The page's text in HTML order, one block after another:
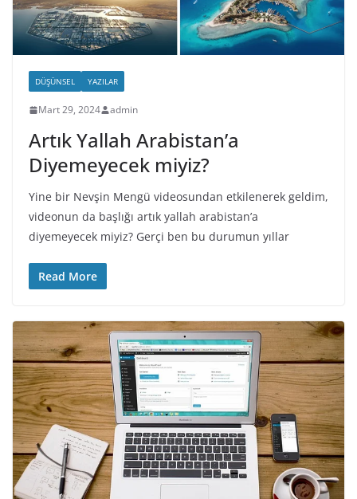
DÜŞÜNSEL YAZILAR
Mart 29, 2024 admin
Artık Yallah Arabistan’a
Diyemeyecek miyiz?
Yine bir Nevşin Mengü videosundan etkilenerek geldim,
videonun da başlığı artık yallah arabistan’a
diyemeyecek miyiz? Gerçi ben bu durumun yıllar
Read More